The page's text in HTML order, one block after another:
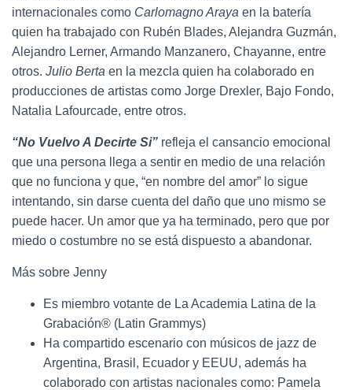
internacionales como Carlomagno Araya en la batería
quien ha trabajado con Rubén Blades, Alejandra Guzmán,
Alejandro Lerner, Armando Manzanero, Chayanne, entre
otros. Julio Berta en la mezcla quien ha colaborado en
producciones de artistas como Jorge Drexler, Bajo Fondo,
Natalia Lafourcade, entre otros.
“No Vuelvo A Decirte Si” refleja el cansancio emocional
que una persona llega a sentir en medio de una relación
que no funciona y que, “en nombre del amor” lo sigue
intentando, sin darse cuenta del daño que uno mismo se
puede hacer. Un amor que ya ha terminado, pero que por
miedo o costumbre no se está dispuesto a abandonar.
Más sobre Jenny
Es miembro votante de La Academia Latina de la
Grabación® (Latin Grammys)
Ha compartido escenario con músicos de jazz de
Argentina, Brasil, Ecuador y EEUU, además ha
colaborado con artistas nacionales como: Pamela